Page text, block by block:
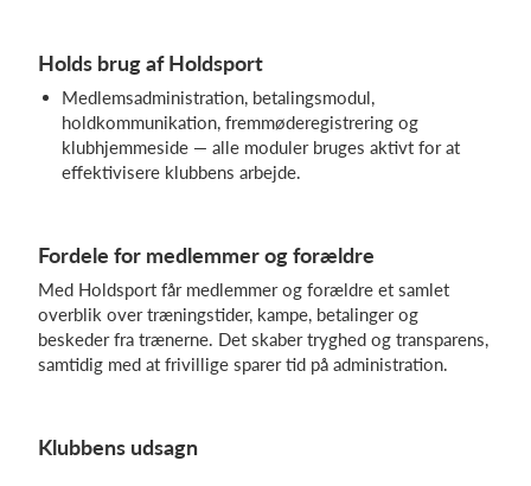
Holds brug af Holdsport
Medlemsadministration, betalingsmodul,
holdkommunikation, fremmøderegistrering og
klubhjemmeside — alle moduler bruges aktivt for at
effektivisere klubbens arbejde.
Fordele for medlemmer og forældre
Med Holdsport får medlemmer og forældre et samlet
overblik over træningstider, kampe, betalinger og
beskeder fra trænerne. Det skaber tryghed og transparens,
samtidig med at frivillige sparer tid på administration.
Klubbens udsagn